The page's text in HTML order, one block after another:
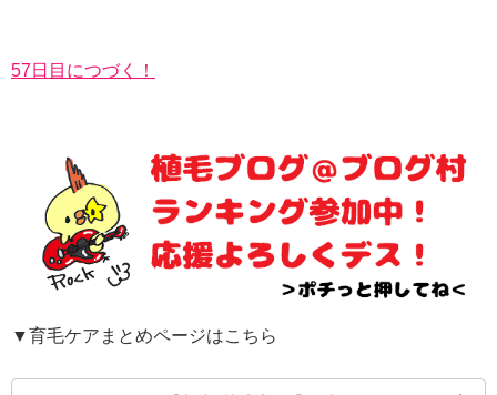
57日目につづく！
▼育毛ケアまとめページはこちら